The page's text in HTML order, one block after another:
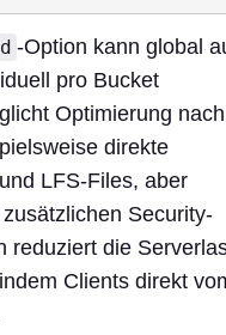
-Option kann global
pro Bucket
Optimierung nach
direkte
LFS-Files, aber
Security-
reduziert die
Clients direkt